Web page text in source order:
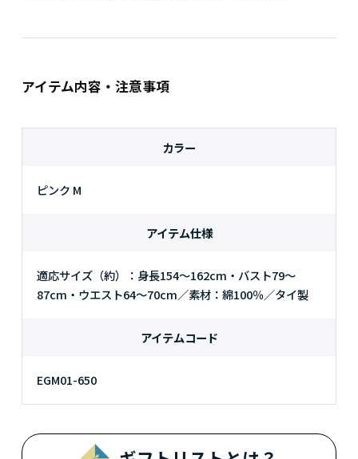
アイテム内容・注意事項
カラー
ピンク M
アイテム仕様
適応サイズ（約）：身長154～162cm・バスト79～
87cm・ウエスト64～70cm／素材：綿100％／タイ製
アイテムコード
EGM01-650